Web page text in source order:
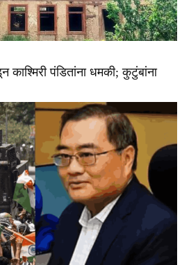
पंडितांना धमकी; कुटुंबांना